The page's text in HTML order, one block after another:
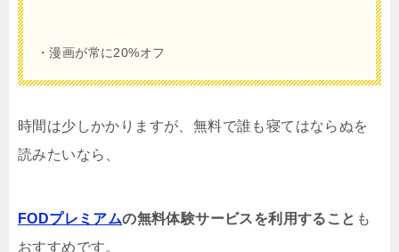
・漫画が常に20%オフ
時間は少しかかりますが、無料で誰も寝てはならぬを
読みたいなら、
FODプレミアムの無料体験サービスを利用すること も
おすすめです。